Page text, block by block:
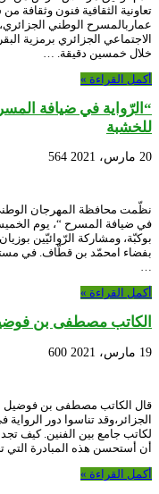
عماربالمسرح الوطني
الاجتماعي الجزائري برمزية
خلال خمسين دقيقة. …
أكمل القراءة »
“الرّواية في ضيافة
للخشبة
20 مارس، 2021 564
نظّمت محافظة المهرجان الوطنيّ
بوكبّة، ومشاركة الرّوائيّين
بفضاء امحمّد بن قطّاف. في
…
أكمل القراءة »
الكاتب مصطفى بن
19 مارس، 2021 600
قال الكاتب مصطفى بن فوضيل
الجزائر،وقد تناسوا دور
لكاتب جامع بين الفنين. كيف
أن أستحسن هذه المبادرة التي
أكمل القراءة »